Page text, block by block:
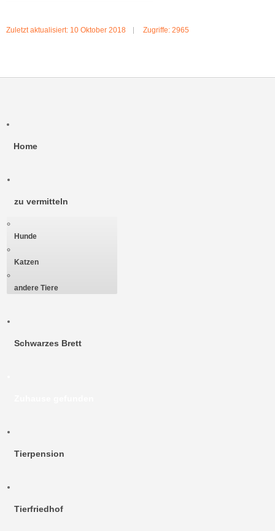
Zuletzt aktualisiert: 10 Oktober 2018 Zugriffe: 2965
Home
zu vermitteln
Hunde
Katzen
andere Tiere
Schwarzes Brett
Tierpension
Tierfriedhof